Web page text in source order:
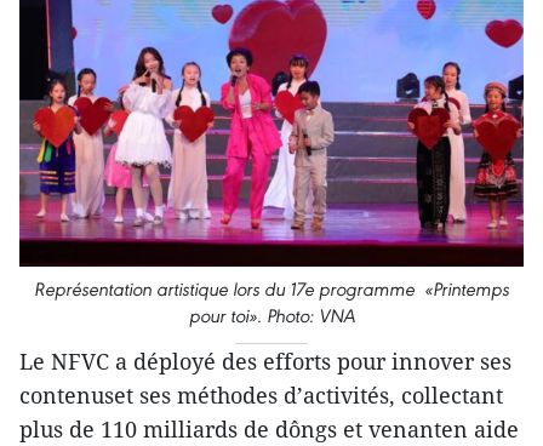
Représentation artistique lors du 17e programme «Printemps
pour toi». Photo: VNA
Le NFVC a déployé des efforts pour innover ses
contenuset ses méthodes d’activités, collectant
plus de 110 milliards de dôngs et venanten aide